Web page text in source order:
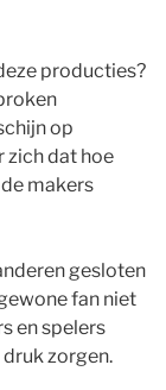
producties?
op
zich dat hoe
makers
gesloten
fan niet
en spelers
zorgen.